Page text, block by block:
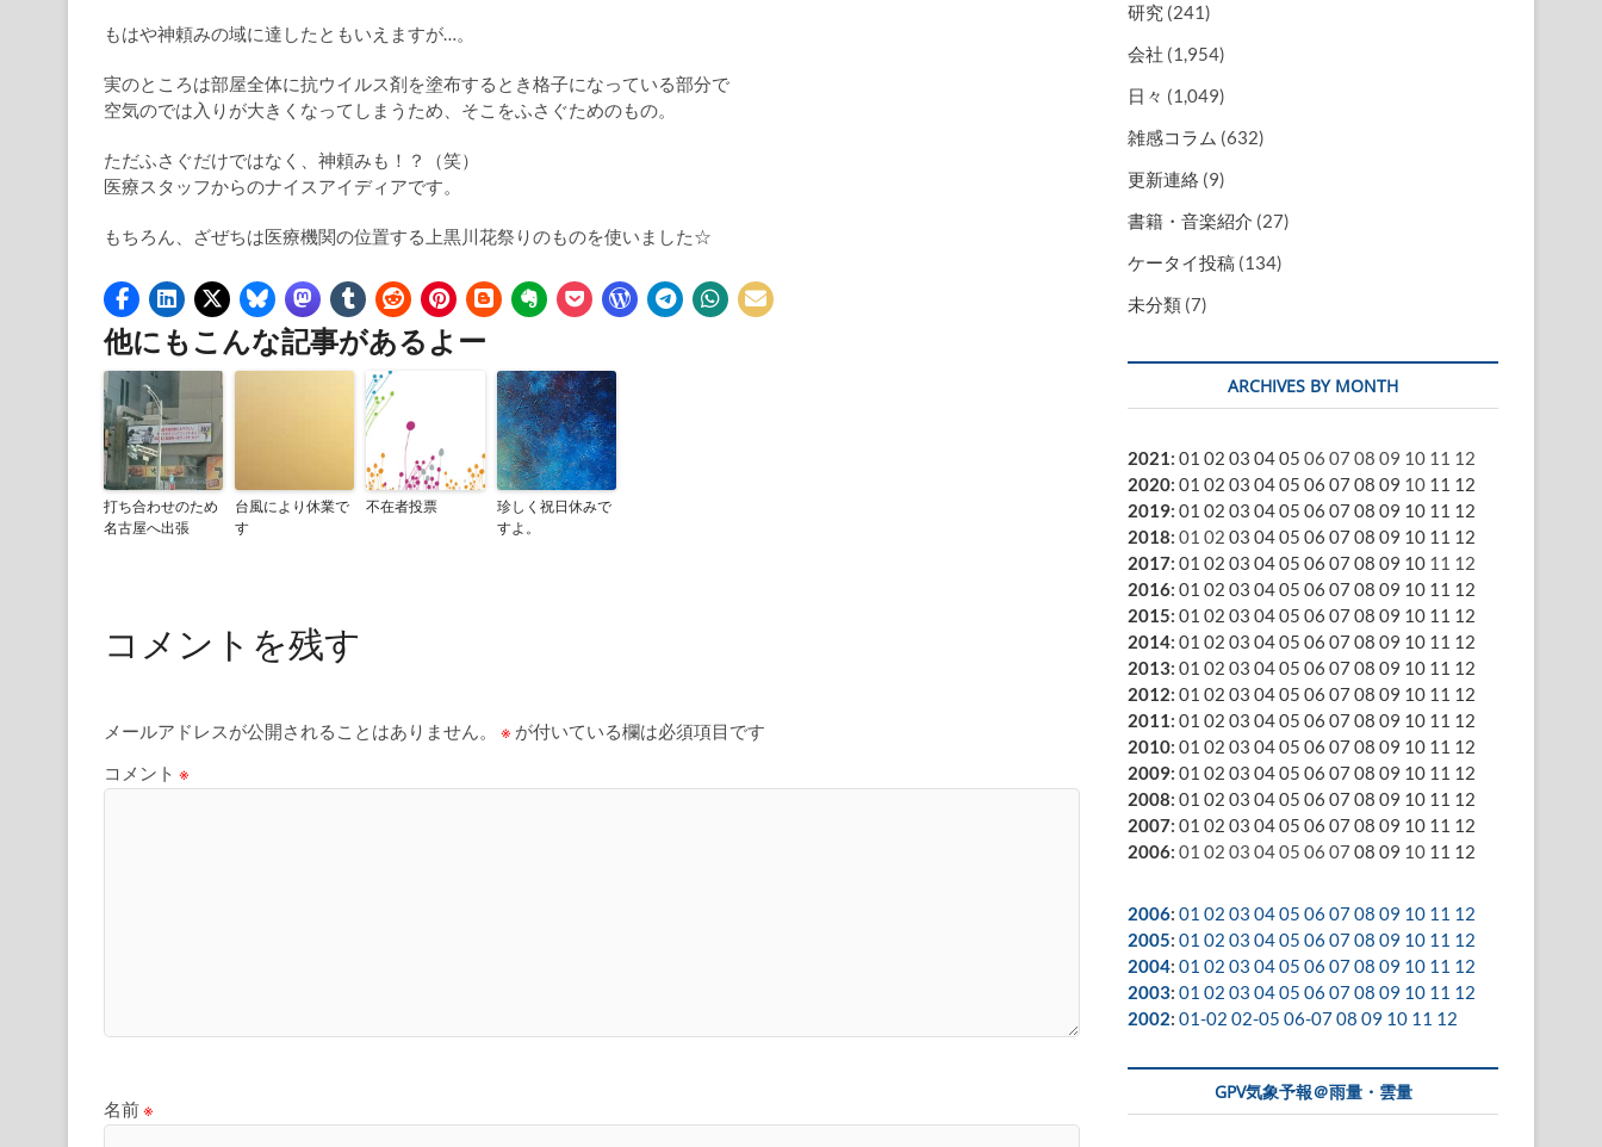
もはや神頼みの域に達したともいえますが…。
実のところは部屋全体に抗ウイルス剤を塗布するとき格子になっている部分で
空気のでは入りが大きくなってしまうため、そこをふさぐためのもの。
ただふさぐだけではなく、神頼みも！？（笑）
医療スタッフからのナイスアイディアです。
もちろん、ざぜちは医療機関の位置する上黒川花祭りのものを使いました☆
他にもこんな記事があるよー
打ち合わせのため
名古屋へ出張
台風により休業で
す
不在者投票
珍しく祝日休みで
すよ。
コメントを残す
メールアドレスが公開されることはありません。 ※ が付いている欄は必須項目です
コメント ※
名前※
研究 (241)
会社 (1,954)
日々 (1,049)
雑感コラム (632)
更新連絡 (9)
書籍・音楽紹介 (27)
ケータイ投稿 (134)
未分類 (7)
ARCHIVES BY MONTH
2021: 01 02 03 0405 06 07 08 09 10 11 12
2020: 01 02 03 0405 06 07 08 09 10 11 12
2019: 01 02 03 0405 06 07 08 09 10 11 12
2018: 01 02 03 0405 06 07 08 09 10 11 12
2017: 01 02 03 0405 06 07 08 09 10 11 12
2016: 01 02 03 0405 06 07 08 09 10 11 12
2015: 01 02 03 0405 06 07 08 09 10 11 12
2014: 01 02 03 0405 06 07 08 09 10 11 12
2013: 01 02 03 0405 06 07 08 09 10 11 12
2012: 01 02 03 0405 06 07 08 09 10 11 12
2011: 01 02 03 0405 06 07 08 09 10 11 12
2010: 01 02 03 0405 06 07 08 09 10 11 12
2009: 01 02 03 0405 06 07 08 09 10 11 12
2008: 01 02 03 0405 06 07 08 09 10 11 12
2007: 01 02 03 0405 06 07 08 09 10 11 12
2006: 01 02 03 0405 06 07 08 09 10 11 12
2006: 01 02 03 0405 06 0708 09 10 11 12
2005: 01 02 03 0405 06 0708 09 10 11 12
2004: 01 02 03 0405 06 0708 09 10 11 12
2003: 01 02 03 0405 06 0708 09 10 11 12
2002: 01-02 02-05 06-0708 09 10 11 12
GPV気象予報＠雨量・雲量